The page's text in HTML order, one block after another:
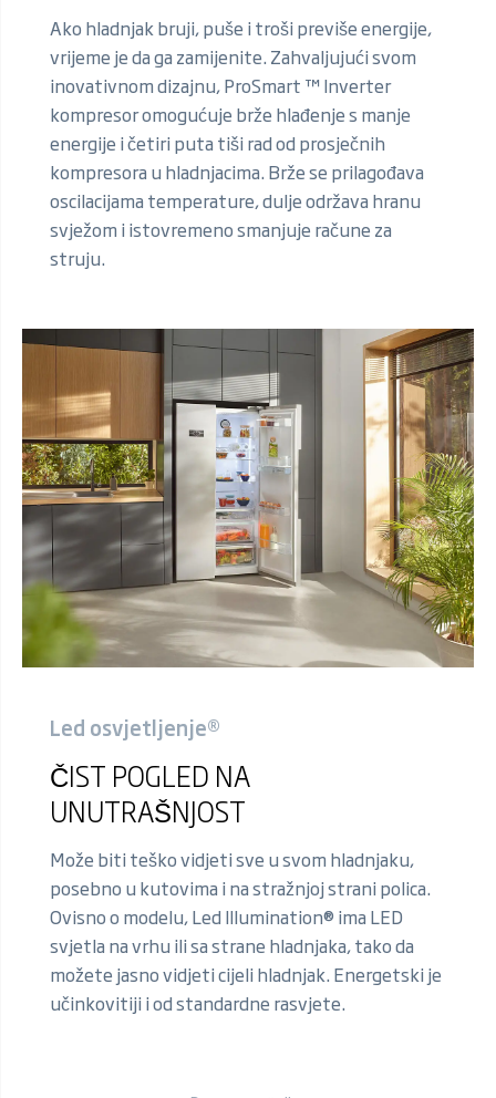
Ako hladnjak bruji, puše i troši previše energije,
vrijeme je da ga zamijenite. Zahvaljujući svom
inovativnom dizajnu, ProSmart ™ Inverter
kompresor omogućuje brže hlađenje s manje
energije i četiri puta tiši rad od prosječnih
kompresora u hladnjacima. Brže se prilagođava
oscilacijama temperature, dulje održava hranu
svježom i istovremeno smanjuje račune za
struju.
Led osvjetljenje®
ČIST POGLED NA
UNUTRAŠNJOST
Može biti teško vidjeti sve u svom hladnjaku,
posebno u kutovima i na stražnjoj strani polica.
Ovisno o modelu, Led Illumination® ima LED
svjetla na vrhu ili sa strane hladnjaka, tako da
možete jasno vidjeti cijeli hladnjak. Energetski je
učinkovitiji i od standardne rasvjete.